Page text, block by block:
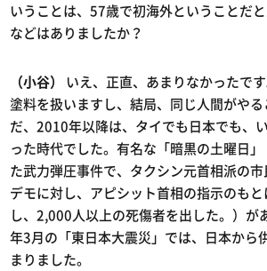
いうことは、57歳で初海外ということだ
などはありましたか？
（小谷）
いえ、正直、あまりなかったで
塗料を扱いますし、結局、同じ人間がや
だ、2010年以降は、タイでも日本でも、
った時代でした。有名な「暗黒の土曜日
た武力弾圧事件で、タクシン元首相派の
デモに対し、アピシット首相の指示のも
し、2,000人以上の死傷者を出した。）が
年3月の「東日本大震災」では、日本から
まりました。